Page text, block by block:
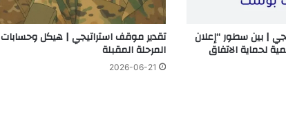
| بين سطور “إعلان
لحماية الاتفاق
تقدير موقف استراتيجي | هيكل وحسابات
المرحلة المقبلة
2026-06-21